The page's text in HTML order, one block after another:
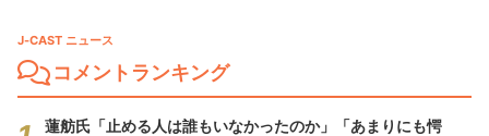
J-CAST ニュース
コメントランキング
蓮舫氏「止める人は誰もいなかったのか」「あまりにも愕